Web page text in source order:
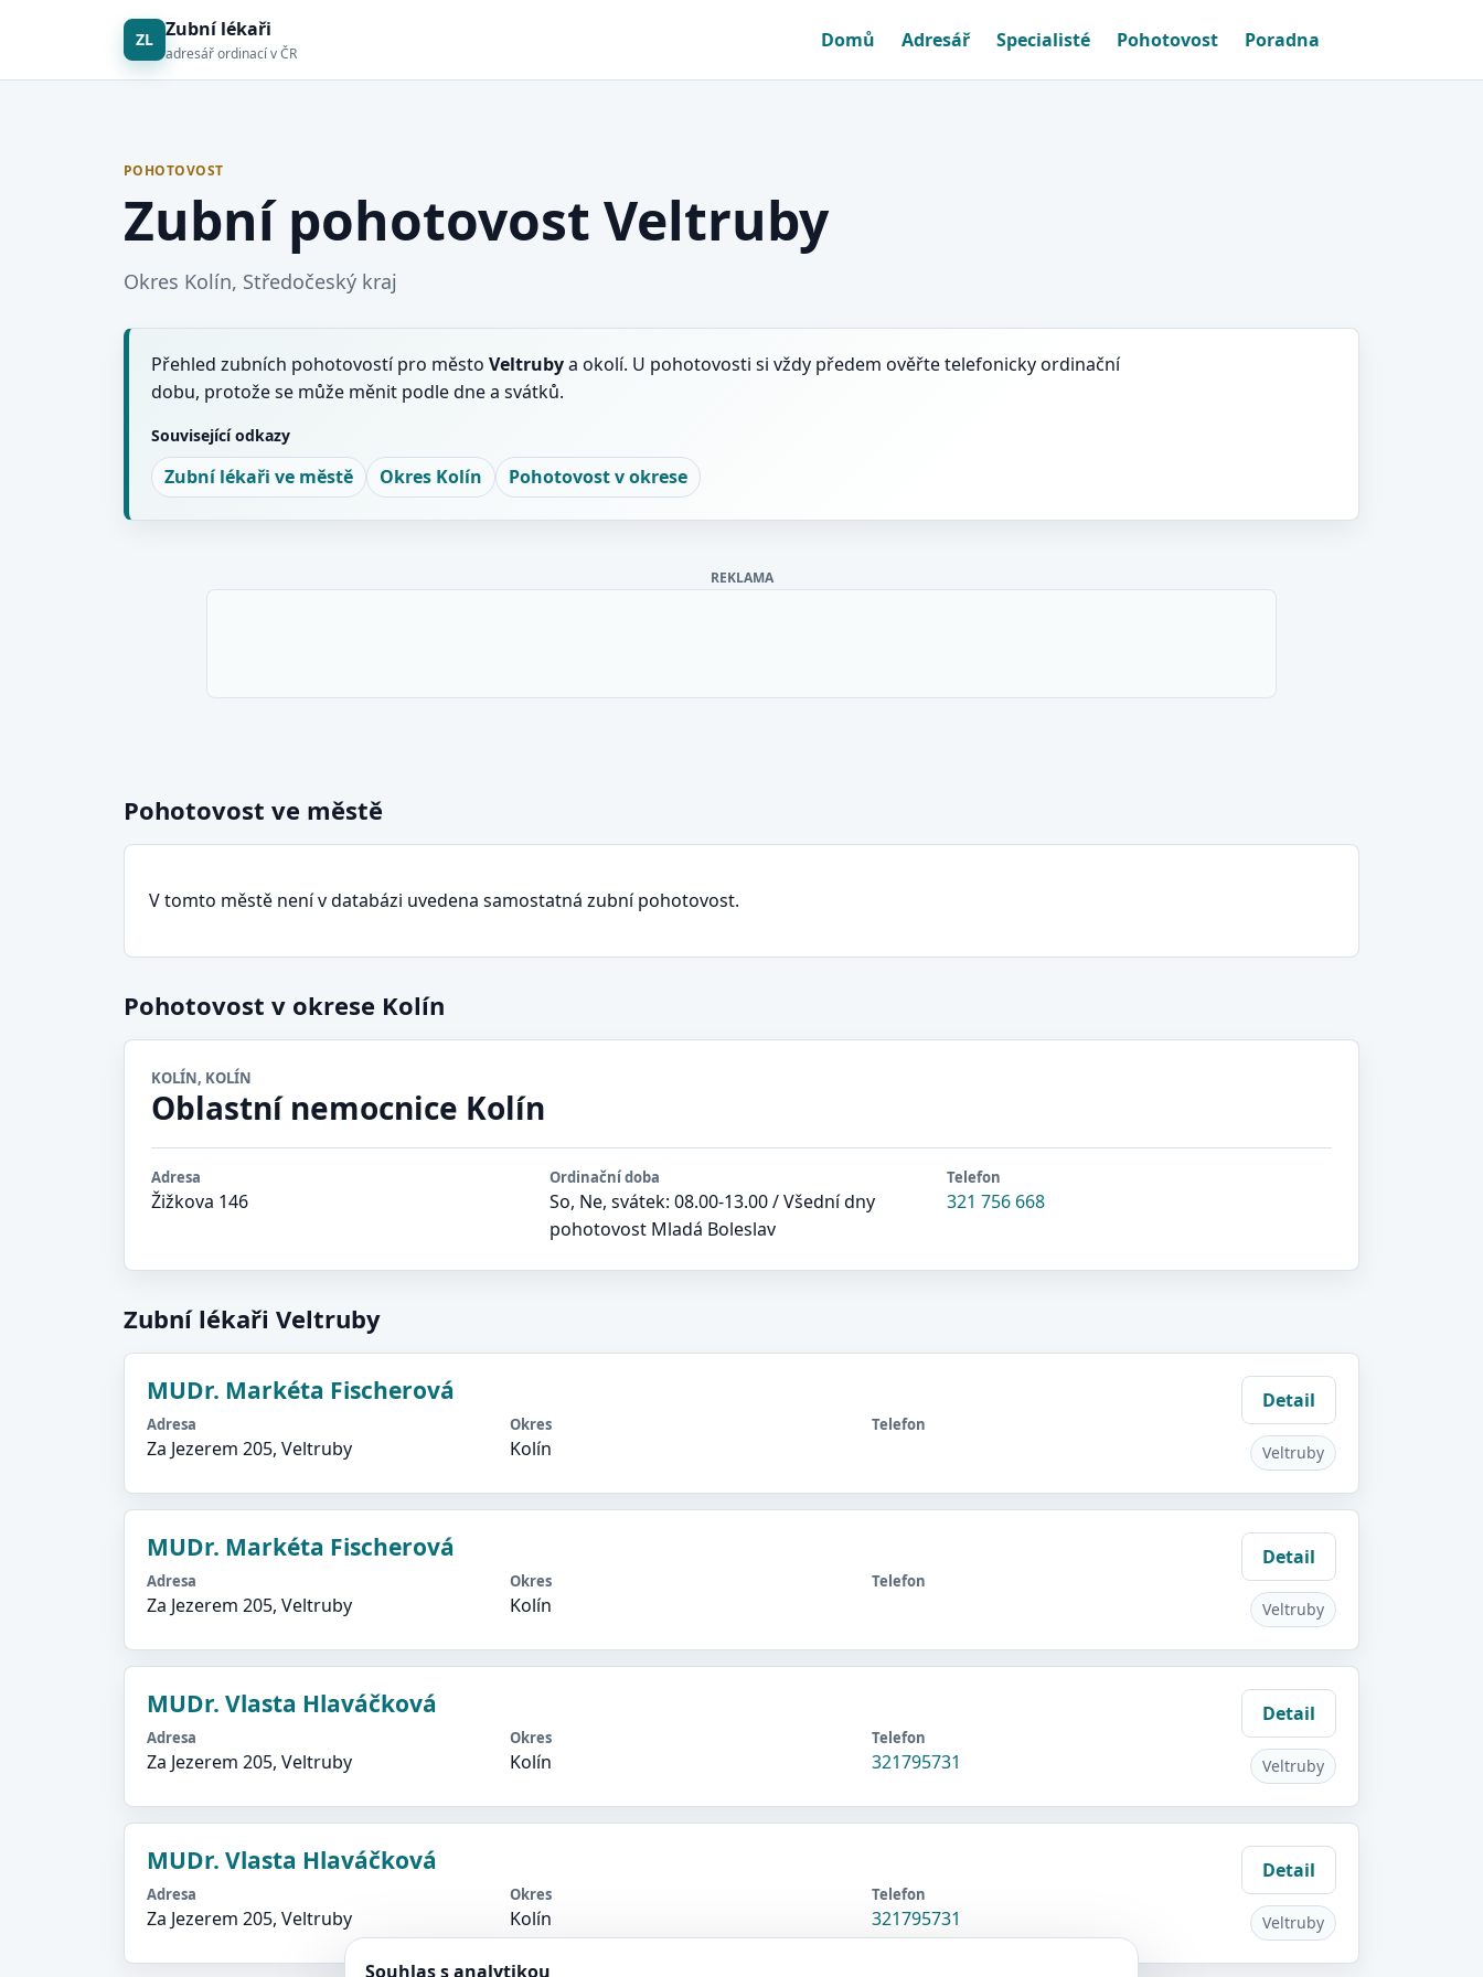
ZL Zubní lékaři
adresář ordinací v ČR
Domů Adresář Specialisté Pohotovost Poradna
POHOTOVOST
Zubní pohotovost Veltruby
Okres Kolín, Středočeský kraj
Přehled zubních pohotovostí pro město Veltrubya okolí. U pohotovosti si vždy předem ověřte telefonicky ordinační
dobu, protože se může měnit podle dne a svátků.
Související odkazy
Zubní lékaři ve městě Okres Kolín Pohotovost v okrese
REKLAMA
Pohotovost ve městě
V tomto městě není v databázi uvedena samostatná zubní pohotovost.
Pohotovost v okrese Kolín
KOLÍN, KOLÍN
Oblastní nemocnice Kolín
Adresa
Žižkova 146
Ordinační doba
So, Ne, svátek: 08.00-13.00 / Všední dny
pohotovost Mladá Boleslav
Telefon
321 756 668
Zubní lékaři Veltruby
MUDr. Markéta Fischerová
Adresa
Za Jezerem 205, Veltruby
Okres
Kolín
Telefon
Detail
Veltruby
MUDr. Markéta Fischerová
Adresa
Za Jezerem 205, Veltruby
Okres
Kolín
Telefon
Detail
Veltruby
MUDr. Vlasta Hlaváčková
Adresa
Za Jezerem 205, Veltruby
Okres
Kolín
Telefon
321795731
Detail
Veltruby
MUDr. Vlasta Hlaváčková
Adresa
Za Jezerem 205, Veltruby
Okres
Kolín
Telefon
321795731
Detail
Veltruby
Souhlas s analytikou